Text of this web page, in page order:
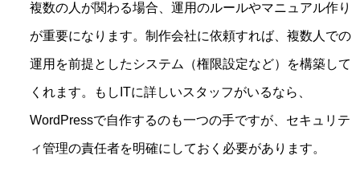
複数の人が関わる場合、運用のルールやマニュアル作り
が重要になります。制作会社に依頼すれば、複数人での
運用を前提としたシステム（権限設定など）を構築して
くれます。もしITに詳しいスタッフがいるなら、
WordPressで自作するのも一つの手ですが、セキュリテ
ィ管理の責任者を明確にしておく必要があります。